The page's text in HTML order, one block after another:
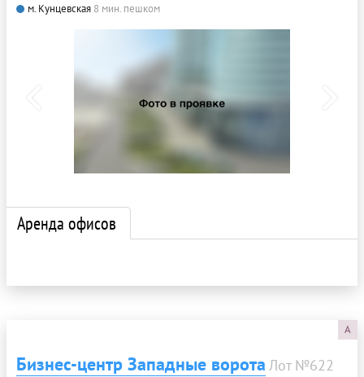
м. Кунцевская 8 мин. пешком
Аренда офисов
A
Бизнес-центр Западные ворота Лот №622